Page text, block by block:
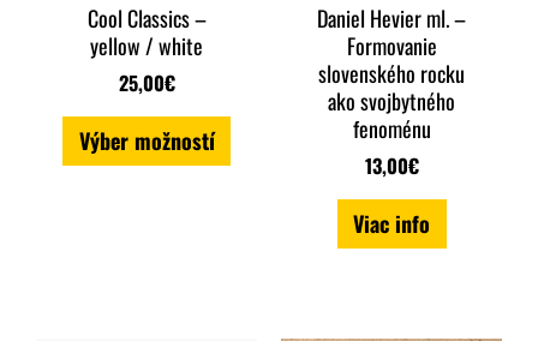
Cool Classics –
yellow / white
25,00€
Výber možností
Daniel Hevier ml. –
Formovanie
slovenského rocku
ako svojbytného
fenoménu
13,00€
Viac info